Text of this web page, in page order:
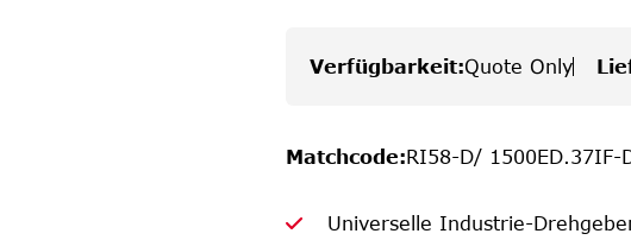
Verfügbarkeit:Quote Only
Matchcode:RI58-D/ 1500ED.37IF-
Universelle Industrie-